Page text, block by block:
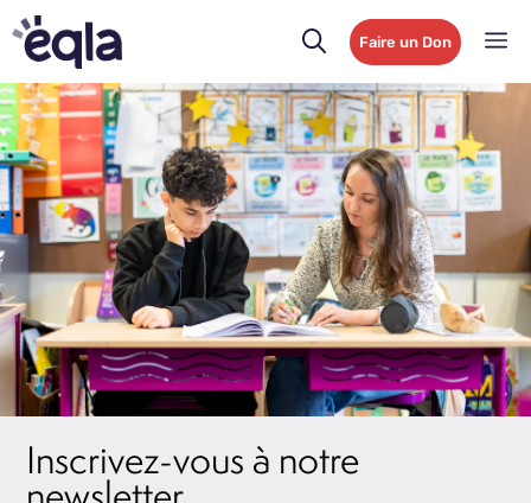
Faire un Don
Inscrivez-vous à notre